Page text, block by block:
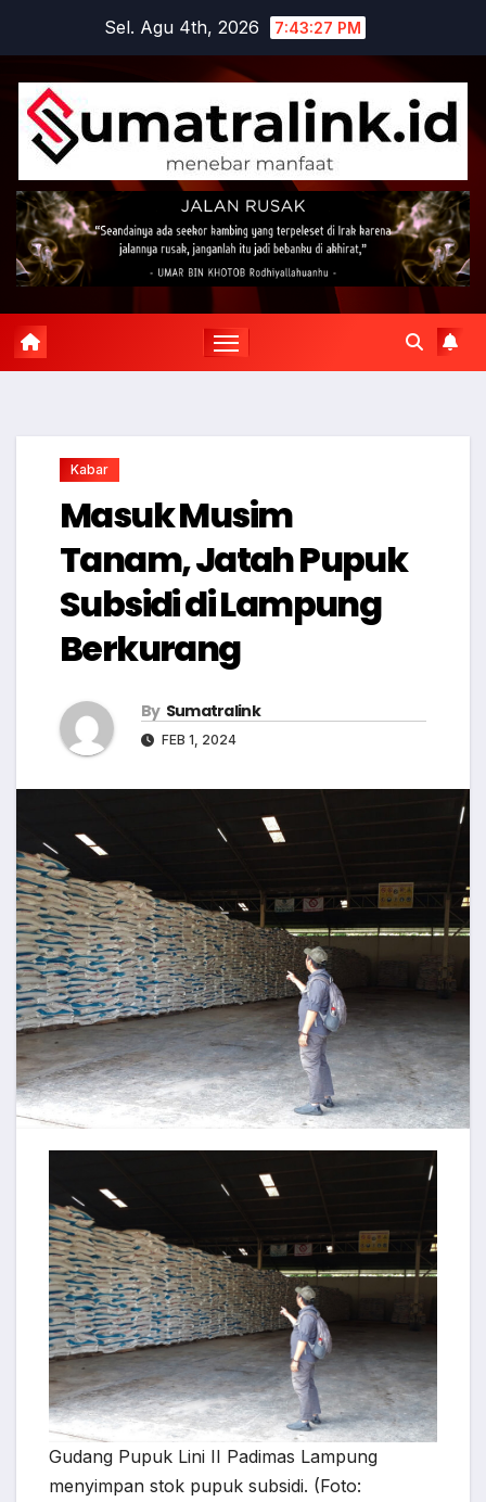
content
Sel. Agu 4th, 2026 7:43:28 PM
Kabar
Masuk Musim
Tanam, Jatah Pupuk
Subsidi di Lampung
Berkurang
By Sumatralink
FEB 1, 2024
Gudang Pupuk Lini II Padimas Lampung
menyimpan stok pupuk subsidi. (Foto: